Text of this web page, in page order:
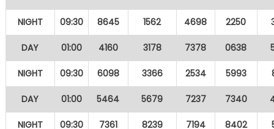
NIGHT 09:30 8645 1562 4698 2250
DAY 01:00 4160 3178 7378 0638
NIGHT 09:30 6098 3366 2534 5993
DAY 01:00 5464 5679 7237 7340
NIGHT 09:30 7361 8239 7194 8402